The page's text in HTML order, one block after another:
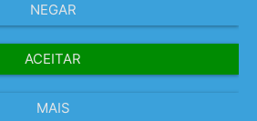
NEGAR
ACEITAR
MAIS